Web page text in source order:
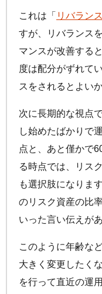
これは「 リバランス
すが、リバランス
マンスが改善する
度は配分がずれて
スをされるとよい
次に長期的な視点
し始めたばかりで
点と、あと僅かで
る時点では、リス
も選択肢になりま
のリスク資産の比
いった言い伝えが
このように年齢な
大きく変更したく
を行って直近の運